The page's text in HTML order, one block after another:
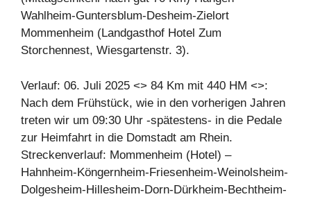
Wahlheim-Guntersblum-Desheim-Zielort
Mommenheim (Landgasthof Hotel Zum
Storchennest, Wiesgartenstr. 3).
Verlauf: 06. Juli 2025 <> 84 Km mit 440 HM <>:
Nach dem Frühstück, wie in den vorherigen Jahren
treten wir um 09:30 Uhr -spätestens- in die Pedale
zur Heimfahrt in die Domstadt am Rhein.
Streckenverlauf: Mommenheim (Hotel) –
Hahnheim-Köngernheim-Friesenheim-Weinolsheim-
Dolgesheim-Hillesheim-Dorn-Dürkheim-Bechtheim-